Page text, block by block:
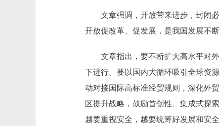
文章强调，开放带来进步，封闭
开放促改革、促发展，是我国发展不
文章指出，要不断扩大高水平对
下进行。要以国内大循环吸引全球资
动对接国际高标准经贸规则，深化外
区提升战略，鼓励首创性、集成式探
越要重视安全，越要统筹好发展和安